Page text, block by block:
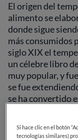
El origen del
alimento se
donde sigue
más consumidos
siglo XIX el
un célebre libro
muy popular, y
se fue
se ha convertido
Si hace clic en el botón
tecnologías similares)